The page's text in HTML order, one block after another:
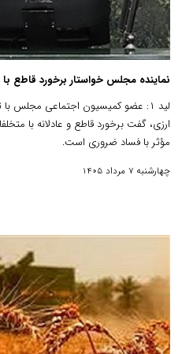
نماینده مجلس خواستار برخورد قاطع
لید ۱: عضو کمیسیون اجتماعی مجلس
ارزی، گفت برخورد قاطع و عادلانه با
مؤثر با فساد ضروری است.
چهارشنبه 7 مرداد 1405